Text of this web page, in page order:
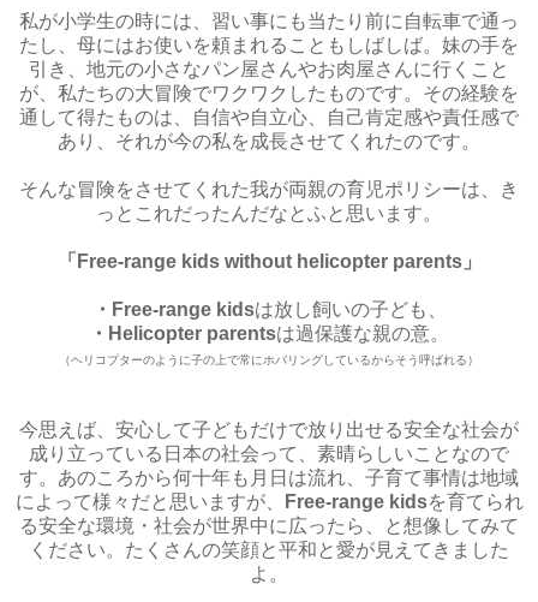
私が小学生の時には、習い事にも当たり前に自転車で通っ
たし、母にはお使いを頼まれることもしばしば。妹の手を
引き、地元の小さなパン屋さんやお肉屋さんに行くこと
が、私たちの大冒険でワクワクしたものです。その経験を
通して得たものは、自信や自立心、自己肯定感や責任感で
あり、それが今の私を成長させてくれたのです。
そんな冒険をさせてくれた我が両親の育児ポリシーは、き
っとこれだったんだなとふと思います。
「Free-range kids without helicopter parents」
・Free-range kidsは放し飼いの子ども、
・Helicopter parentsは過保護な親の意。
（ヘリコプターのように子の上で常にホバリングしているからそう呼ばれる）
今思えば、安心して子どもだけで放り出せる安全な社会が
成り立っている日本の社会って、素晴らしいことなので
す。あのころから何十年も月日は流れ、子育て事情は地域
によって様々だと思いますが、
Free-range kidsを育てられ
る安全な環境・社会が世界中に広ったら、と想像してみて
ください。たくさんの笑顔と平和と愛が見えてきました
よ。